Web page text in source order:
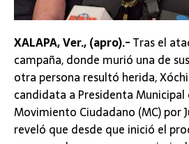
XALAPA, Ver., (apro).-Tras el
campaña, donde murió una de
otra persona resultó herida,
candidata a Presidenta
Movimiento Ciudadano (MC) por
reveló que desde que inició el